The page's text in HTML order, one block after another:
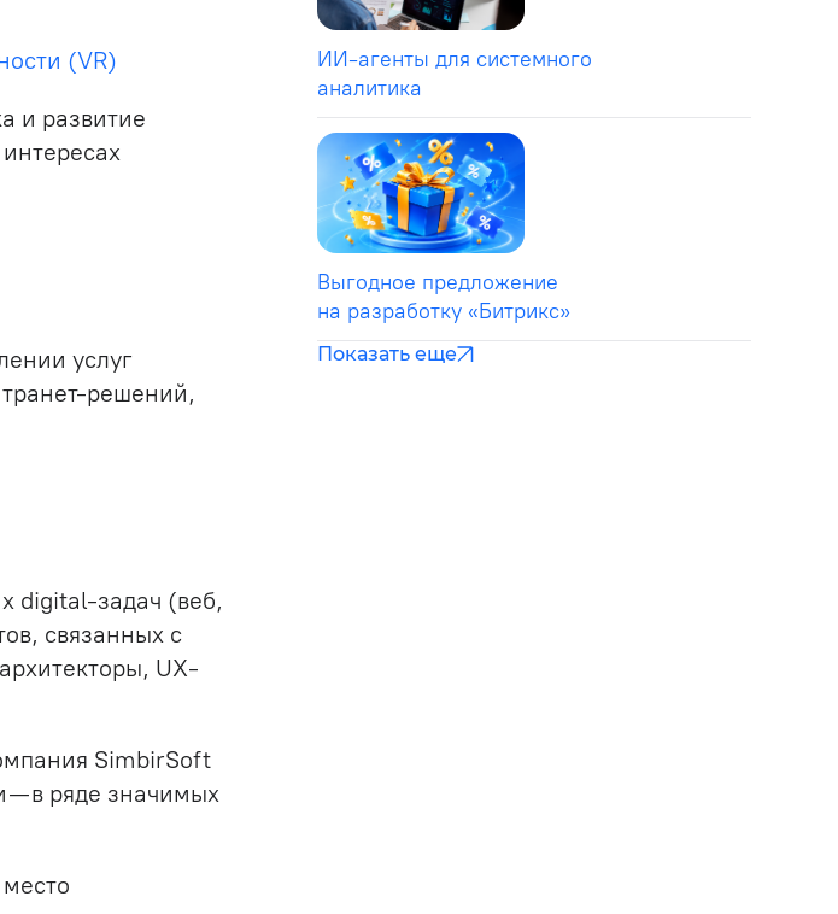
(VR)
и развитие
услуг
решений,
digital-задач (веб,
связанных с
UX-
SimbirSoft
— в ряде значимых
ИИ-агенты для системного
аналитика
Выгодное предложение
на разработку «Битрикс»
Показать еще